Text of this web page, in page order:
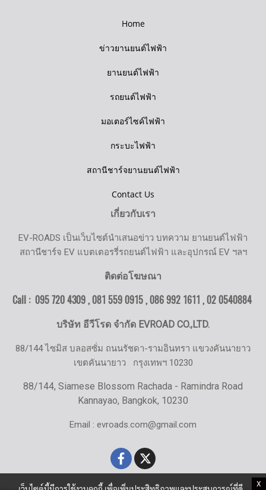
X
Home
ข่าวยานยนต์ไฟฟ้า
ยานยนต์ไฟฟ้า
รถยนต์ไฟฟ้า
มอเตอร์ไซค์ไฟฟ้า
กระบะไฟฟ้า
สถานีชาร์จยานยนต์ไฟฟ้า
Contact Us
เกี่ยวกับเรา
EV-ROADS เป็นเว็บไซต์นำเสนอข่าว บทความ ยานยนต์ไฟฟ้า
สถานีชาร์จ EV แบตเตอรรี่รถยนต์ไฟฟ้า และอุปกรณ์ EV ฯลฯ
ติดต่อโฆษณา
Call : 095 720 4309 , 081 559 0915 , 086 992 1611 ,02 0540884
บริษัท อีวีโรด จำกัด EVROAD CO.,LTD.
88/144 ไซมิส บลอสซั่ม ถนนรัชดา-รามอินทรา แขวงคันนายาว
เขตคันนายาว กรุงเทพฯ 10230
88/144, Siamese Blossom Rachada - Ramindra Road
Kannayao, Bangkok, 10230
Email : evroads.com@gmail.com